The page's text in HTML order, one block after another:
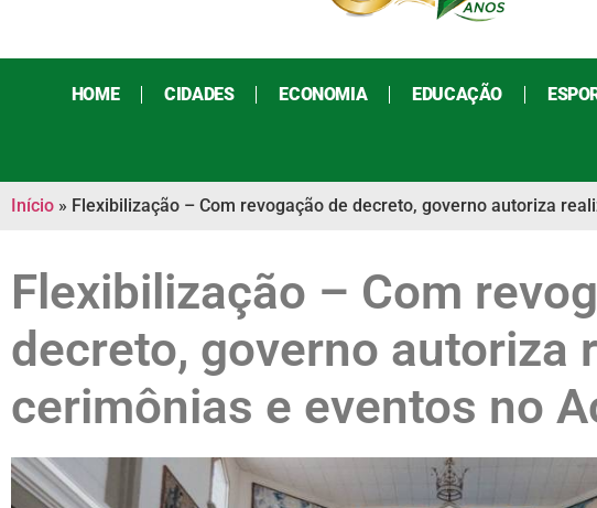
HOME CIDADES ECONOMIA EDUCAÇÃO
Início » Flexibilização – Com revogação de decreto, governo autoriza
Flexibilização – Com
decreto, governo autoriza
cerimônias e eventos no